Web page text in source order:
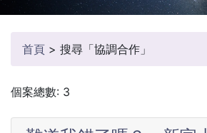
首頁 > 搜尋「協調合作」
個案總數: 3